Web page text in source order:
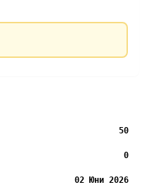
50
0
02 Юни 2026